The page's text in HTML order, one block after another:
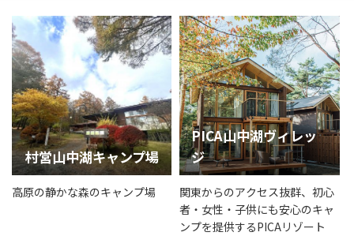
村営山中湖キャンプ場
高原の静かな森のキャンプ場
PICA山中湖ヴィレッ
ジ
関東からのアクセス抜群、初心
者・女性・子供にも安心のキャ
ンプを提供するPICAリゾート